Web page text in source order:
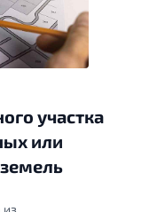
участка
или